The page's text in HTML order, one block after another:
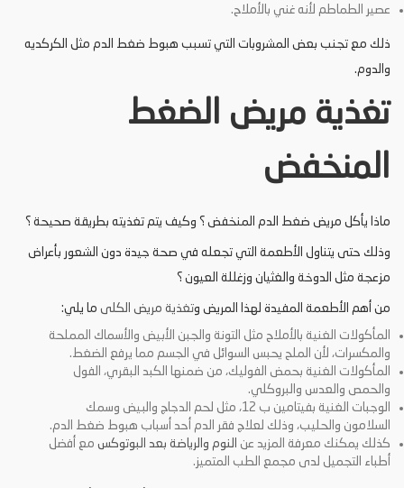
عصير الطماطم لأنه غني بالأملاح.
ذلك مع تجنب بعض المشروبات التي تسبب هبوط ضغط الدم مثل الكركديه
والدوم.
تغذية مريض الضغط
المنخفض
ماذا يأكل مريض ضغط الدم المنخفض ؟ وكيف يتم تغذيته بطريقة صحيحة ؟
وذلك حتى يتناول الأطعمة التي تجعله في صحة جيدة دون الشعور بأعراض
مزعجة مثل الدوخة والغثيان وزغللة العيون ؟
من أهم الأطعمة المفيدة لهذا المريض وتغذية مريض الكلى ما يلي:
المأكولات الغنية بالأملاح مثل التونة والجبن الأبيض والأسماك المملحة
والمكسرات، لأن الملح يحبس السوائل في الجسم مما يرفع الضغط.
المأكولات الغنية بحمض الفوليك، من ضمنها الكبد البقري، الفول
والحمص والعدس والبروكلي.
الوجبات الغنية بفيتامين ب 12، مثل لحم الدجاج والبيض وسمك
السلامون والحليب، وذلك لعلاج فقر الدم أحد أسباب هبوط ضغط الدم.
كذلك يمكنك معرفة المزيد عن النوم والرياضة بعد البوتوكس مع أفضل
أطباء التجميل لدى مجمع الطب المتميز.